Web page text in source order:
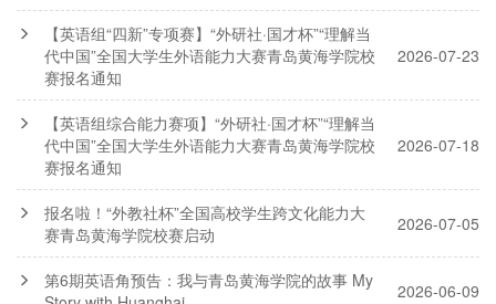
【英语组“四新”专项赛】“外研社·国才杯”“理解当
代中国”全国大学生外语能力大赛青岛黄海学院校
赛报名通知
2026-07-23
【英语组综合能力赛项】“外研社·国才杯”“理解当
代中国”全国大学生外语能力大赛青岛黄海学院校
赛报名通知
2026-07-18
报名啦！“外教社杯”全国高校学生跨文化能力大
赛青岛黄海学院校赛启动
2026-07-05
第6期英语角预告：我与青岛黄海学院的故事 My
2026-06-09